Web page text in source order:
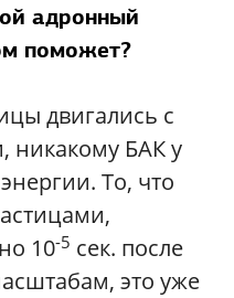
адронный
поможет?
двигались с
БАК у
То, что
10-5 сек. после
это уже